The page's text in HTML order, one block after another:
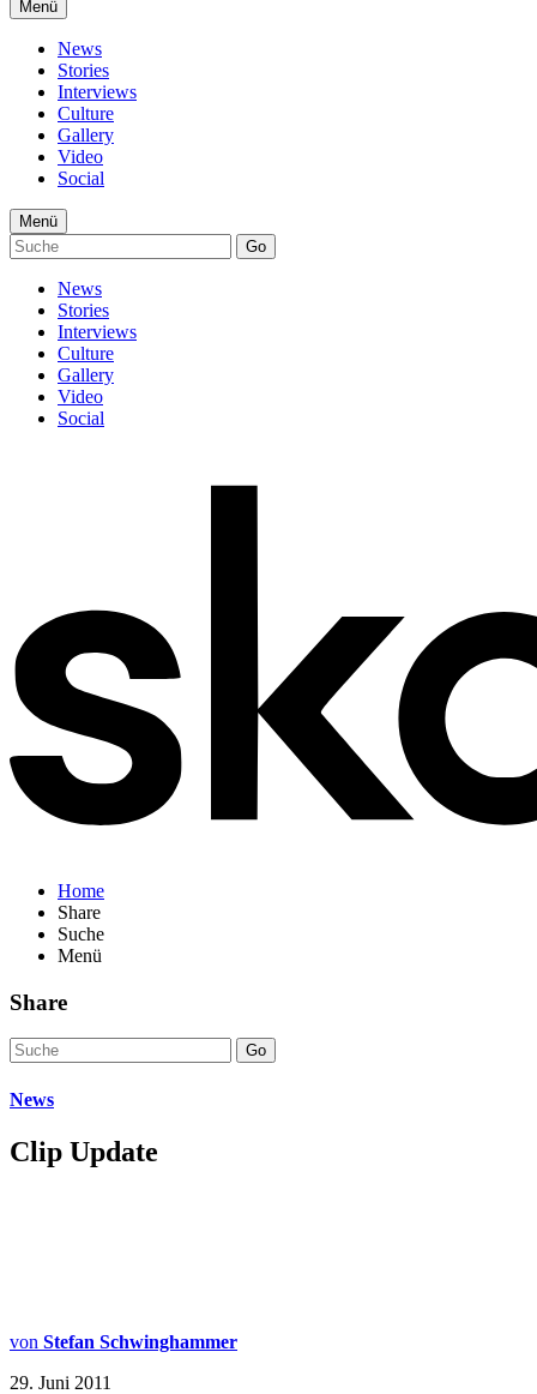
Menü
News
Stories
Interviews
Culture
Gallery
Video
Social
Menü
Go
News
Stories
Interviews
Culture
Gallery
Video
Social
Home
Share
Suche
Menü
Share
Go
News
Clip Update
von Stefan Schwinghammer
29. Juni 2011